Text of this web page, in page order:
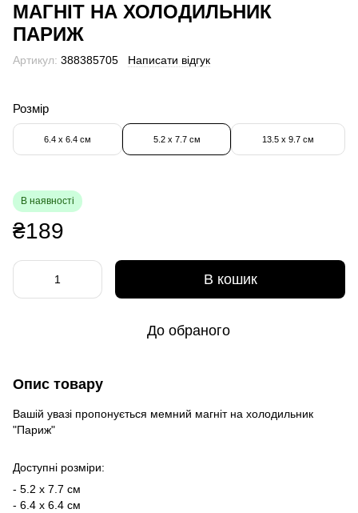
МАГНІТ НА ХОЛОДИЛЬНИК
ПАРИЖ
Артикул: 388385705 Написати відгук
Розмір
6.4 х 6.4 см 5.2 х 7.7 см 13.5 х 9.7 см
В наявності
₴189
В кошик
До обраного
Опис товару
Вашій увазі пропонується мемний магніт на холодильник
"Париж"
Доступні розміри:
- 5.2 x 7.7 см
- 6.4 x 6.4 см